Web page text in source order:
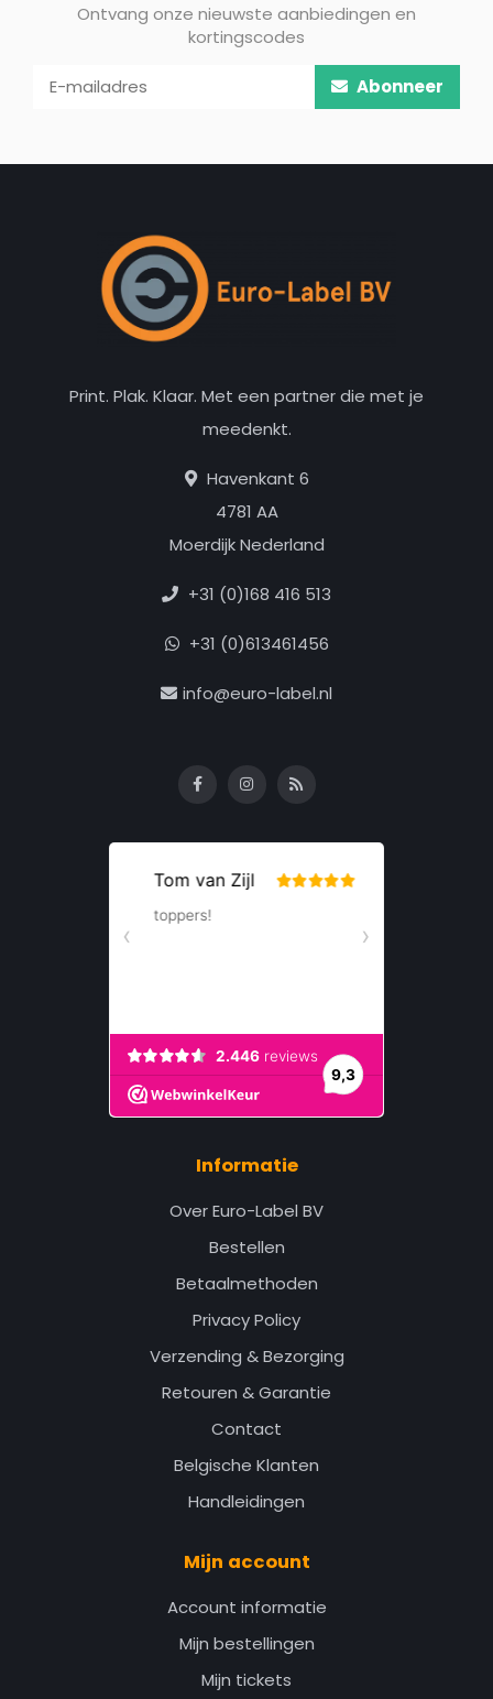
Ontvang onze nieuwste aanbiedingen en
kortingscodes
Abonneer
Print. Plak. Klaar. Met een partner die met je
meedenkt.
Havenkant 6
4781 AA
Moerdijk Nederland
+31 (0)168 416 513
+31 (0)613461456
info@euro-label.nl
Informatie
Over Euro-Label BV
Bestellen
Betaalmethoden
Privacy Policy
Verzending & Bezorging
Retouren & Garantie
Contact
Belgische Klanten
Handleidingen
Mijn account
Account informatie
Mijn bestellingen
Mijn tickets